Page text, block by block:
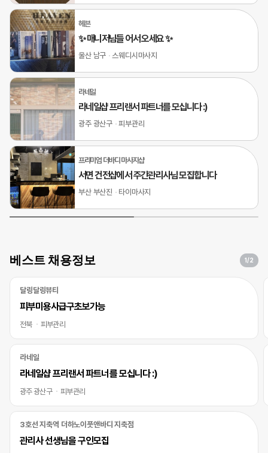
헤븐
✨ 매니저님들 어서 오세요 ✨
울산 남구 스웨디시마사지
라네일
라네일샵 프리랜서 파트너를 모십니다 :)
광주 광산구 피부관리
프리미엄 더바디 마사지샵
서면 건전샵에서 주간관리사님 모집합니다
부산 부산진 타이마사지
베스트 채용정보 1/2
달링달링뷰티
피부미용사급구초보가능
전북 피부관리
라네일
라네일샵 프리랜서 파트너를 모십니다 :)
광주 광산구 피부관리
3호선 지축역 더하노이풋앤바디 지축점
관리사 선생님을 구인모집